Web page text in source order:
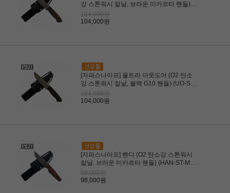
강 스톤워시 칼날, 브라운 미카르타 핸들)
(UO-ST-M-BR)
104,000원
104,000원
[자파스나이프] 울트라 아웃도어 (O2 탄소
강 스톤워시 칼날, 블랙 G10 핸들) (UO-ST-
G10-BL)
104,000원
104,000원
[자파스나이프] 핸디 (O2 탄소강 스톤워시
칼날, 브라운 미카르타 핸들) (HAN-ST-M-
BR)
98,000원
98,000원